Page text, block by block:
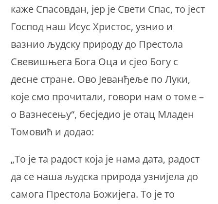
каже Спасовдан, јер је Свети Спас, то јест
Господ наш Исус Христос, узнио и
вазнио људску природу до Престола
Свевишњега Бога Оца и сјео Богу с
десне стране. Ово Јеванђеље по Луки,
које смо прочитали, говори нам о томе –
о Вазнесењу“, бесједио је отац Младен
Томовић и додао:
„То је та радост која је нама дата, радост
да се наша људска природа узнијела до
самога Престола Божијега. То је то